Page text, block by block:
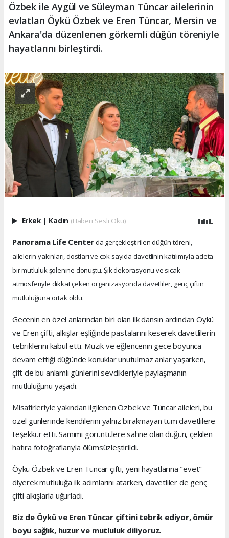
Özbek ile Aygül ve Süleyman Tüncar ailelerinin
evlatları Öykü Özbek ve Eren Tüncar, Mersin ve
Ankara'da düzenlenen görkemli düğün töreniyle
hayatlarını birleştirdi.
Erkek | Kadın (Haberi Sesli Oku)
Panorama Life Center'da gerçekleştirilen düğün töreni,
ailelerin yakınları, dostları ve çok sayıda davetlinin katılımıyla adeta
bir mutluluk şölenine dönüştü. Şık dekorasyonu ve sıcak
atmosferiyle dikkat çeken organizasyonda davetliler, genç çiftin
mutluluğuna ortak oldu.
Gecenin en özel anlarından biri olan ilk dansın ardından Öykü
ve Eren çifti, alkışlar eşliğinde pastalarını keserek davetlilerin
tebriklerini kabul etti. Müzik ve eğlencenin gece boyunca
devam ettiği düğünde konuklar unutulmaz anlar yaşarken,
çift de bu anlamlı günlerini sevdikleriyle paylaşmanın
mutluluğunu yaşadı.
Misafirleriyle yakından ilgilenen Özbek ve Tüncar aileleri, bu
özel günlerinde kendilerini yalnız bırakmayan tüm davetlilere
teşekkür etti. Samimi görüntülere sahne olan düğün, çekilen
hatıra fotoğraflarıyla ölümsüzleştirildi.
Öykü Özbek ve Eren Tüncar çifti, yeni hayatlarına "evet"
diyerek mutluluğa ilk adımlarını atarken, davetliler de genç
çifti alkışlarla uğurladı.
Biz de Öykü ve Eren Tüncar çiftini tebrik ediyor, ömür
boyu sağlık, huzur ve mutluluk diliyoruz.